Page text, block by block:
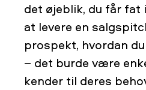
det øjeblik, du får fat
at levere en
prospekt, hvordan
– det burde være
kender til deres